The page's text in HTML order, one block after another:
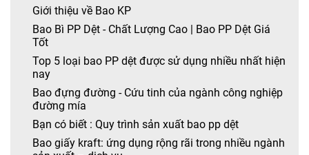
Giới thiệu về Bao KP
Bao Bì PP Dệt - Chất Lượng Cao | Bao PP Dệt Giá
Tốt
Top 5 loại bao PP dệt được sử dụng nhiều nhất hiện
nay
Bao đựng đường - Cứu tinh của ngành công nghiệp
đường mía
Bạn có biết : Quy trình sản xuất bao pp dệt
Bao giấy kraft: ứng dụng rộng rãi trong nhiều ngành